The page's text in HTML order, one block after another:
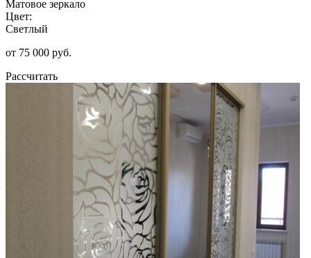
Матовое зеркало
Цвет:
Светлый
от 75 000 руб.
Рассчитать